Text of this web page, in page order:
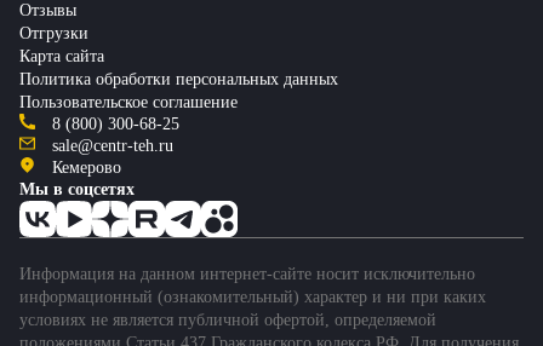
Отзывы
Отгрузки
Карта сайта
Политика обработки персональных данных
Пользовательское соглашение
8 (800) 300-68-25
sale@centr-teh.ru
Кемерово
Мы в соцсетях
Информация на данном интернет-сайте носит исключительно
информационный (ознакомительный) характер и ни при каких
условиях не является публичной офертой, определяемой